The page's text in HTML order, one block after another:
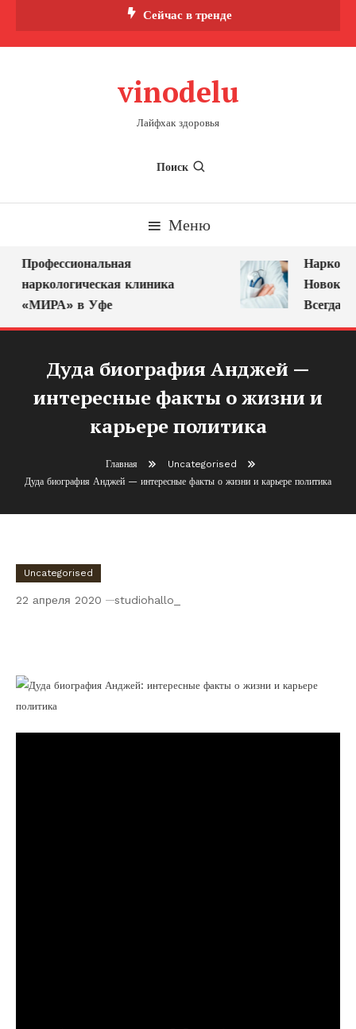
Сейчас в тренде
vinodelu
Лайфхак здоровья
Поиск
Меню
Профессиональная
наркологическая клиника
«МИРА» в Уфе
Всегда
Дуда биография Анджей —
интересные факты о жизни и
карьере политика
Главная
Uncategorised
Дуда биография Анджей — интересные факты о жизни и карьере политика
Uncategorised
22 апреля 2020 studiohallo_